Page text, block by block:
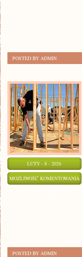
POSTED BY ADMIN
LUTY - 8 - 2026
MOŻLIWOŚĆ KOMENTOWANIA
POSTED BY ADMIN